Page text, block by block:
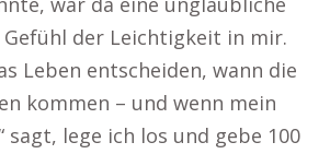
der Leichtigkeit in mir.
Leben entscheiden, wann die
kommen – und wenn mein
sagt, lege ich los und gebe 100